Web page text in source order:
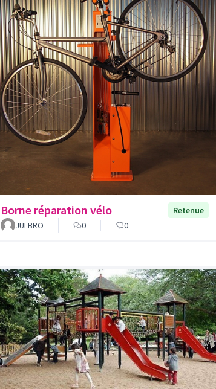
Borne réparation vélo
Retenue
JULBRO
0 0